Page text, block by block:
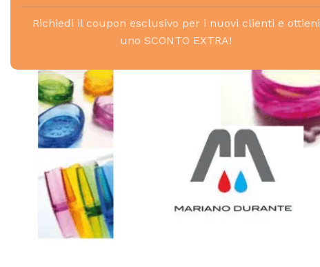
Richiedi il coupon esclusivo per i nuovi clienti e ottieni
uno SCONTO EXTRA!